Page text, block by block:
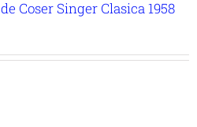
Coser Singer Clasica 1958